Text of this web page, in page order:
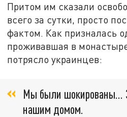
Притом им сказали
всего за сутки, просто
фактом. Как призналась
проживавшая в
потрясло украинцев:
Мы были шокированы…
нашим домом.